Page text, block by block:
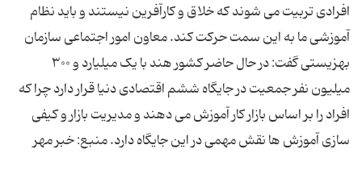
افرادی تربیت می شوند که خلاق و کارآفرین نیستند و باید نظام
آموزشی ما به این سمت حرکت کند. معاون امور اجتماعی سازمان
بهزیستی گفت: در حال حاضر کشور هند با یک میلیارد و ۳۰۰
میلیون نفر جمعیت در جایگاه ششم اقتصادی دنیا قرار دارد چرا که
افراد را بر اساس بازار کار آموزش می دهند و مدیریت بازار و کیفی
سازی آموزش ها نقش مهمی در این جایگاه دارد. منبع: خبر مهر